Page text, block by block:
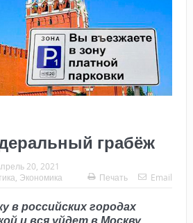
грабёж
20, 2021
Экономика Печать Email
в российских городах